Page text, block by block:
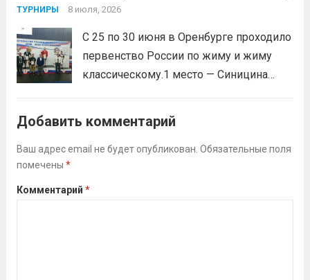
место. Подготовила спортсмена тренер-
Викторовна.Читать дальше
ТУРНИРЫ 8 июля, 2026
С 25 по 30 июня в Оренбурге проходило
первенство России по жиму и жиму
классическому.1 место — Синицина
(тренер Задорина Я.С.)
Добавить комментарий
Ваш адрес email не будет опубликован. Обязательные поля
помечены *
Комментарий *